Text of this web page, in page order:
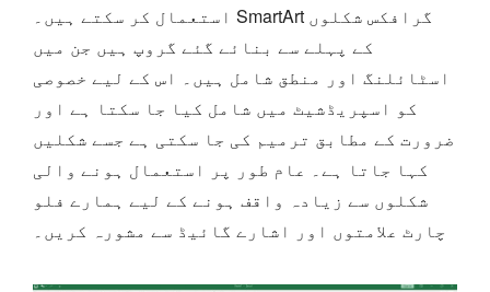
استعمال کر سکتے ہیں۔ SmartArt گرافکس شکلوں
کے پہلے سے بنائے گئے گروپ ہیں جن میں
اسٹائلنگ اور منطق شامل ہیں۔ اس کے لیے خصوصی
کو اسپریڈشیٹ میں شامل کیا جا سکتا ہے اور
ضرورت کے مطابق ترمیم کی جا سکتی ہے جسے شکلیں
کہا جاتا ہے۔ عام طور پر استعمال ہونے والی
شکلوں سے زیادہ واقف ہونے کے لیے ہمارے فلو
چارٹ علامتوں اور اشارے گائیڈ سے مشورہ کریں۔